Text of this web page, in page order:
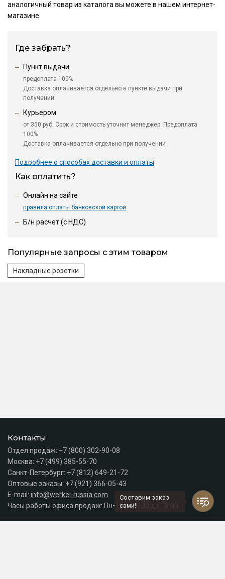
аналогичный товар из каталогавы можете в нашем интернет-
магазине.
Где забрать?
Пункт выдачи
предоплата 100%
Доставка оплачивается отдельно в пункте выдачи при
получении
Курьером
от 350 руб. Срок и стоимость уточнит менеджер. Предоплата
100%
Доставка оплачивается отдельно при получении
Подробнее о способах доставки и оплаты
Как оплатить?
Онлайн на сайте
правила оплаты банковской картой
Б/н расчет (c НДС)
Популярные запросы с этим товаром
Накладные розетки
Контакты
Отдел продаж: +7 (800) 302-90-08
Москва: +7 (499) 385-55-70
Санкт-Петербург: +7 (812) 649-21-72
Оптовые заказы: +7 (921) 366-05-43
E-mail: info@werkel-russia.com
Часы работы офиса продаж: Пн–Пт с 10:00 до 18:00
Составим заказ
сами!